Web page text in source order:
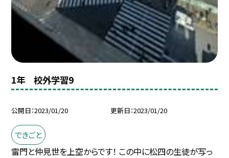
1年 校外学習9
公開日 2023/01/20 更新日 2023/01/20
できごと
雷門と仲見世を上空からです！ この中に松四の生徒が写っ